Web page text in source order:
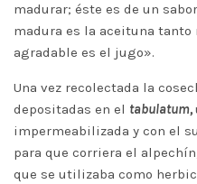
madurar; éste es de un
madura es la aceituna tanto
agradable es el jugo».
Una vez recolectada la
depositadas en el tabulatum,
impermeabilizada y con el
para que corriera el
que se utilizaba como